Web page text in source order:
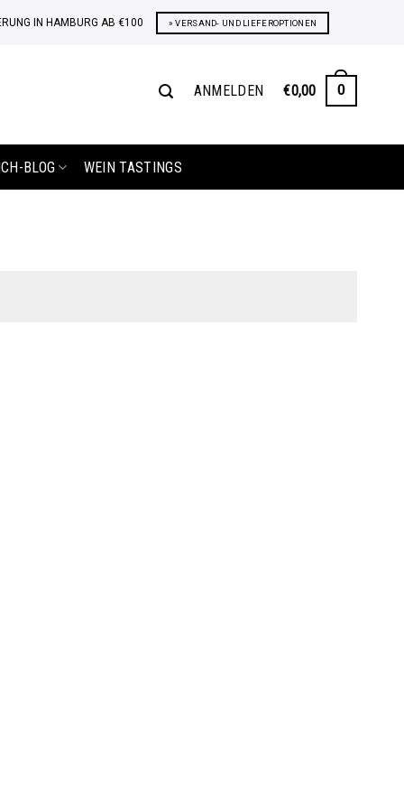
IN HAMBURG AB €100 » VERSAND- UND LIEFEROPTIONEN
ANMELDEN €0,00 0
BLOG WEIN TASTINGS